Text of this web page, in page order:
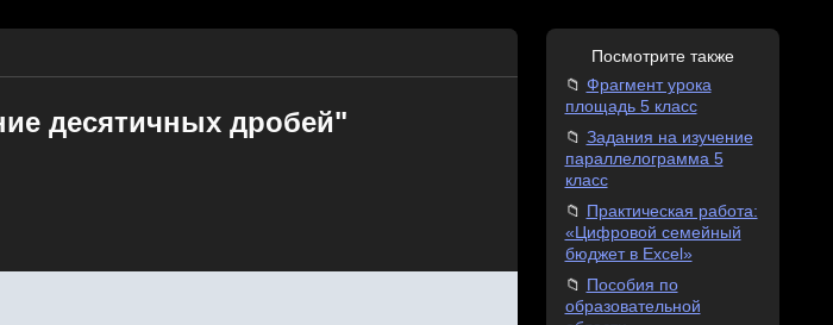
десятичных дробей"
Посмотрите также
Фрагмент урока
площадь 5 класс
Задания на изучение
параллелограмма 5
класс
Практическая работа:
«Цифровой семейный
бюджет в Excel»
Пособия по
образовательной